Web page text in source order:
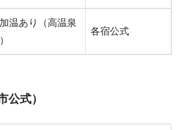
温あり（高温泉
各宿公式
公式）